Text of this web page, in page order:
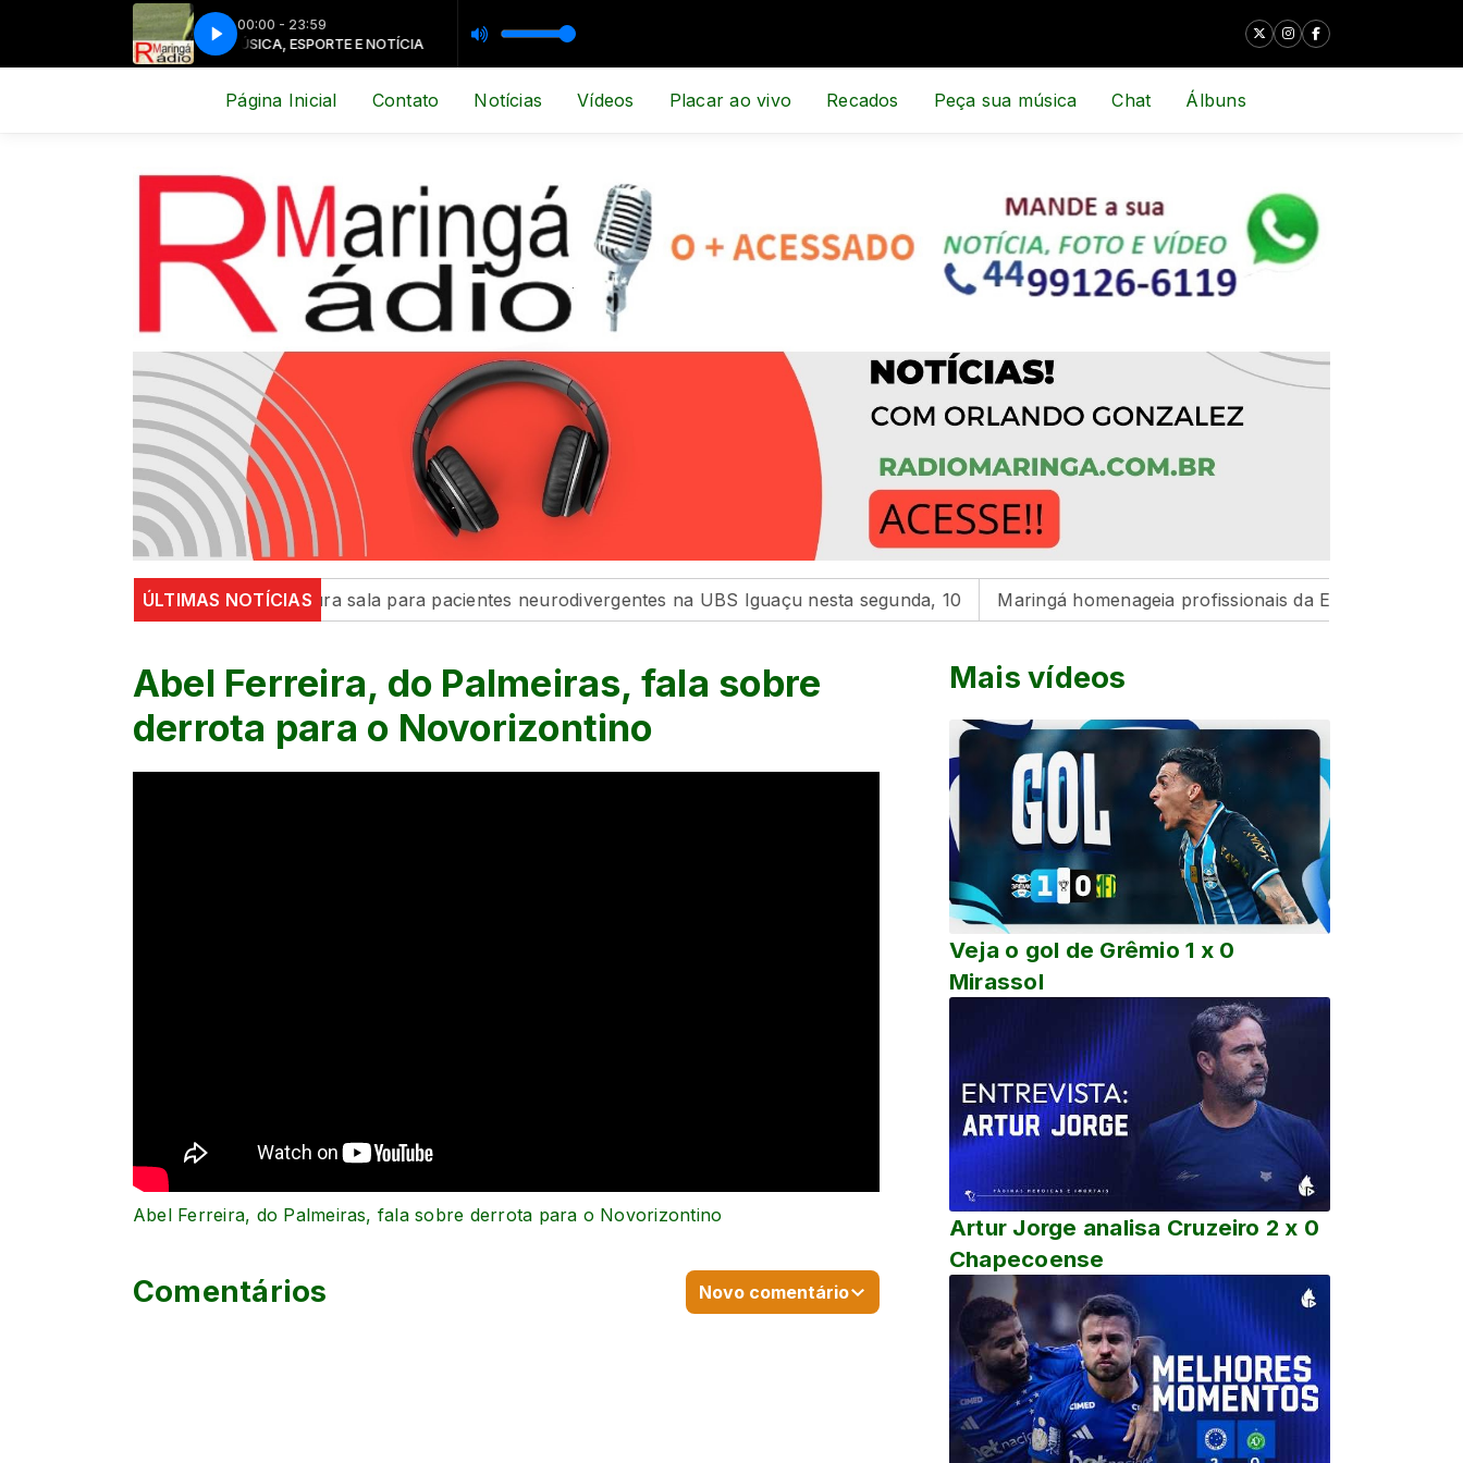
00:00 - 23:59
ESPORTE E NOTÍCIA MÚSICA, ESPORTE E NOTÍCIA
Página Inicial Contato Notícias Vídeos Placar ao vivo Recados Peça sua música Chat Álbuns
ÚLTIMAS NOTÍCIAS
de Maringá inaugura sala para pacientes neurodivergentes na UBS Iguaçu nesta segunda, 10 Maringá homenageia profissionais da Educação pelo resultado
Abel Ferreira, do Palmeiras, fala sobre
derrota para o Novorizontino
Mais vídeos
Veja o gol de Grêmio 1 x 0
Mirassol
Artur Jorge analisa Cruzeiro 2 x 0
Chapecoense
Abel Ferreira, do Palmeiras, fala sobre derrota para o Novorizontino
Comentários Novo comentário